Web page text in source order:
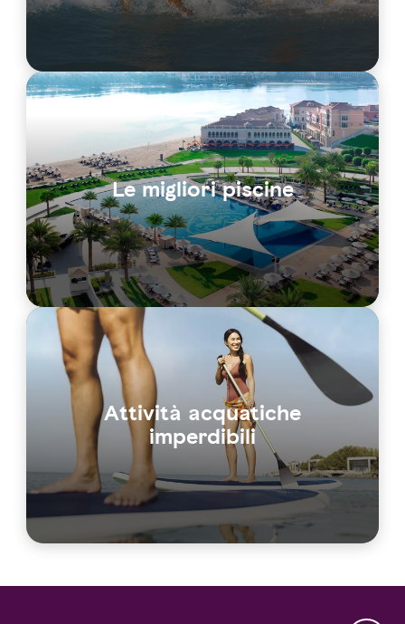
Le migliori piscine
Attività acquatiche
imperdibili